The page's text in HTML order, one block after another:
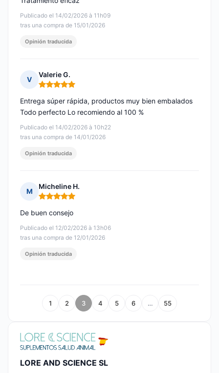
Publicado el 14/02/2026 à 11h09
tras una compra de 15/01/2026
Opinión traducida
V
Valerie G.
Nota: 5 de 5
Publicado el 14/02/2026 à 10h22
tras una compra de 14/01/2026
Entrega súper rápida, productos muy bien embalados
Todo perfecto Lo recomiendo al 100 %
Opinión traducida
M
Micheline H.
Nota: 5 de 5
Publicado el 12/02/2026 à 13h06
tras una compra de 12/01/2026
De buen consejo
Opinión traducida
1 2 3 4 5 6 … 55
LORE AND SCIENCE SL